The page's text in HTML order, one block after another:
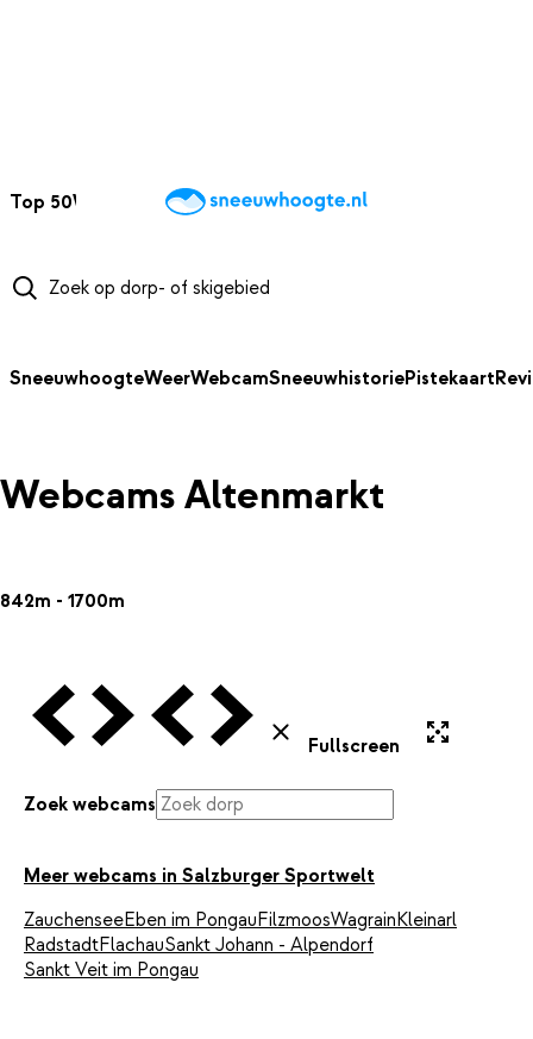
Top 50Webcams WintersportweerKaarten
SneeuwhoogteWeerWebcamSneeuwhistoriePistekaart
Webcams Altenmarkt
842m - 1700m
Vorige Webcam
Volgende Webcam
Vorige Webcam
Volgende Webcam
Sluiten
Fullscreen
Zoek webcams
Meer webcams in Salzburger Sportwelt
ZauchenseeEben im PongauFilzmoosWagrainKleinarl
RadstadtFlachauSankt Johann - Alpendorf
Sankt Veit im Pongau